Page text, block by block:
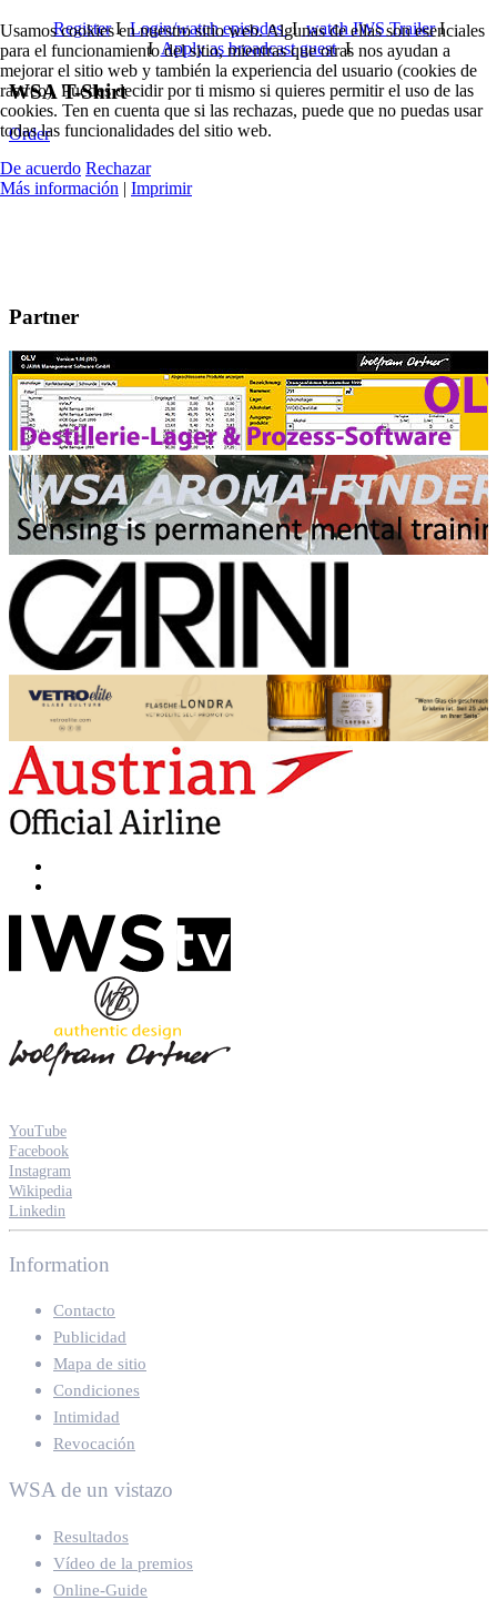
RegisterILogin/watch episodesI watch IWS TrailerI
IApply as broadcast guestI
WSA T-Shirt
Order
Partner
YouTube
Facebook
Instagram
Wikipedia
Linkedin
Information
Contacto
Publicidad
Mapa de sitio
Condiciones
Intimidad
Revocación
WSA de un vistazo
Resultados
Vídeo de la premios
Online-Guide
Usamos cookies en nuestro sitio web. Algunas de ellas son esenciales
para el funcionamiento del sitio, mientras que otras nos ayudan a
mejorar el sitio web y también la experiencia del usuario (cookies de
rastreo). Puedes decidir por ti mismo si quieres permitir el uso de las
cookies. Ten en cuenta que si las rechazas, puede que no puedas usar
todas las funcionalidades del sitio web.
De acuerdo Rechazar
Más información | Imprimir